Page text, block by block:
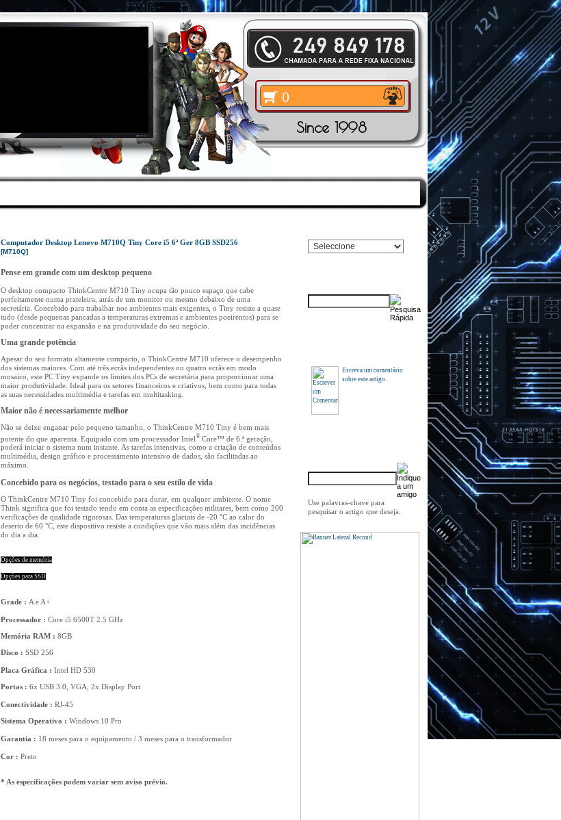
>
0
Since 1998
Computador Desktop Lenovo M710Q Tiny Core i5 6ª Ger 8GB SSD256
[M710Q]
Pense em grande com um desktop pequeno
O desktop compacto ThinkCentre M710 Tiny ocupa tão pouco espaço que cabe
perfeitamente numa prateleira, atrás de um monitor ou mesmo debaixo de uma
secretária. Concebido para trabalhar nos ambientes mais exigentes, o Tiny resiste a quase
tudo (desde pequenas pancadas a temperaturas extremas e ambientes poeirentos) para se
poder concentrar na expansão e na produtividade do seu negócio.
Uma grande potência
Apesar do seu formato altamente compacto, o ThinkCentre M710 oferece o desempenho
dos sistemas maiores. Com até três ecrãs independentes ou quatro ecrãs em modo
mosaico, este PC Tiny expande os limites dos PCs de secretária para proporcionar uma
maior produtividade. Ideal para os setores financeiros e criativos, bem como para todas
as suas necessidades multimédia e tarefas em multitasking.
Maior não é necessariamente melhor
Não se deixe enganar pelo pequeno tamanho, o ThinkCentre M710 Tiny é bem mais
potente do que aparenta. Equipado com um processador Intel® Core™ de 6.ª geração,
poderá iniciar o sistema num instante. As tarefas intensivas, como a criação de conteúdos
multimédia, design gráfico e processamento intensivo de dados, são facilitadas ao
máximo.
Concebido para os negócios, testado para o seu estilo de vida
O ThinkCentre M710 Tiny foi concebido para durar, em qualquer ambiente. O nome
Think significa que foi testado tendo em conta as especificações militares, bem como 200
verificações de qualidade rigorosas. Das temperaturas glaciais de -20 °C ao calor do
deserto de 60 °C, este dispositivo resiste a condições que vão mais além das incidências
do dia a dia.
Opções de memória
Opções para SSD
Grade : A e A+
Processador : Core i5 6500T 2.5 GHz
Memória RAM : 8GB
Disco : SSD 256
Placa Gráfica : Intel HD 530
Portas : 6x USB 3.0, VGA, 2x Display Port
Conectividade : RJ-45
Sistema Operativo : Windows 10 Pro
Garantia : 18 meses para o equipamento / 3 meses para o transformador
Cor : Preto
* As especificações podem variar sem aviso prévio.
Escreva um comentário
sobre este artigo.
Use palavras-chave para
pesquisar o artigo que deseja.